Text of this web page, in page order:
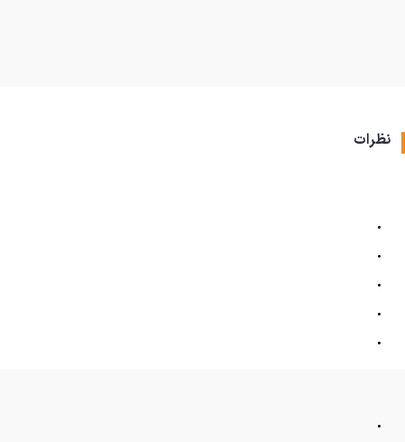
نظرات